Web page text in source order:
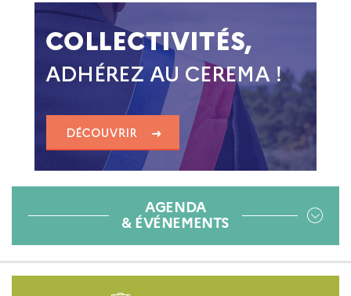
AGENDA
& ÉVÉNEMENTS
Pied